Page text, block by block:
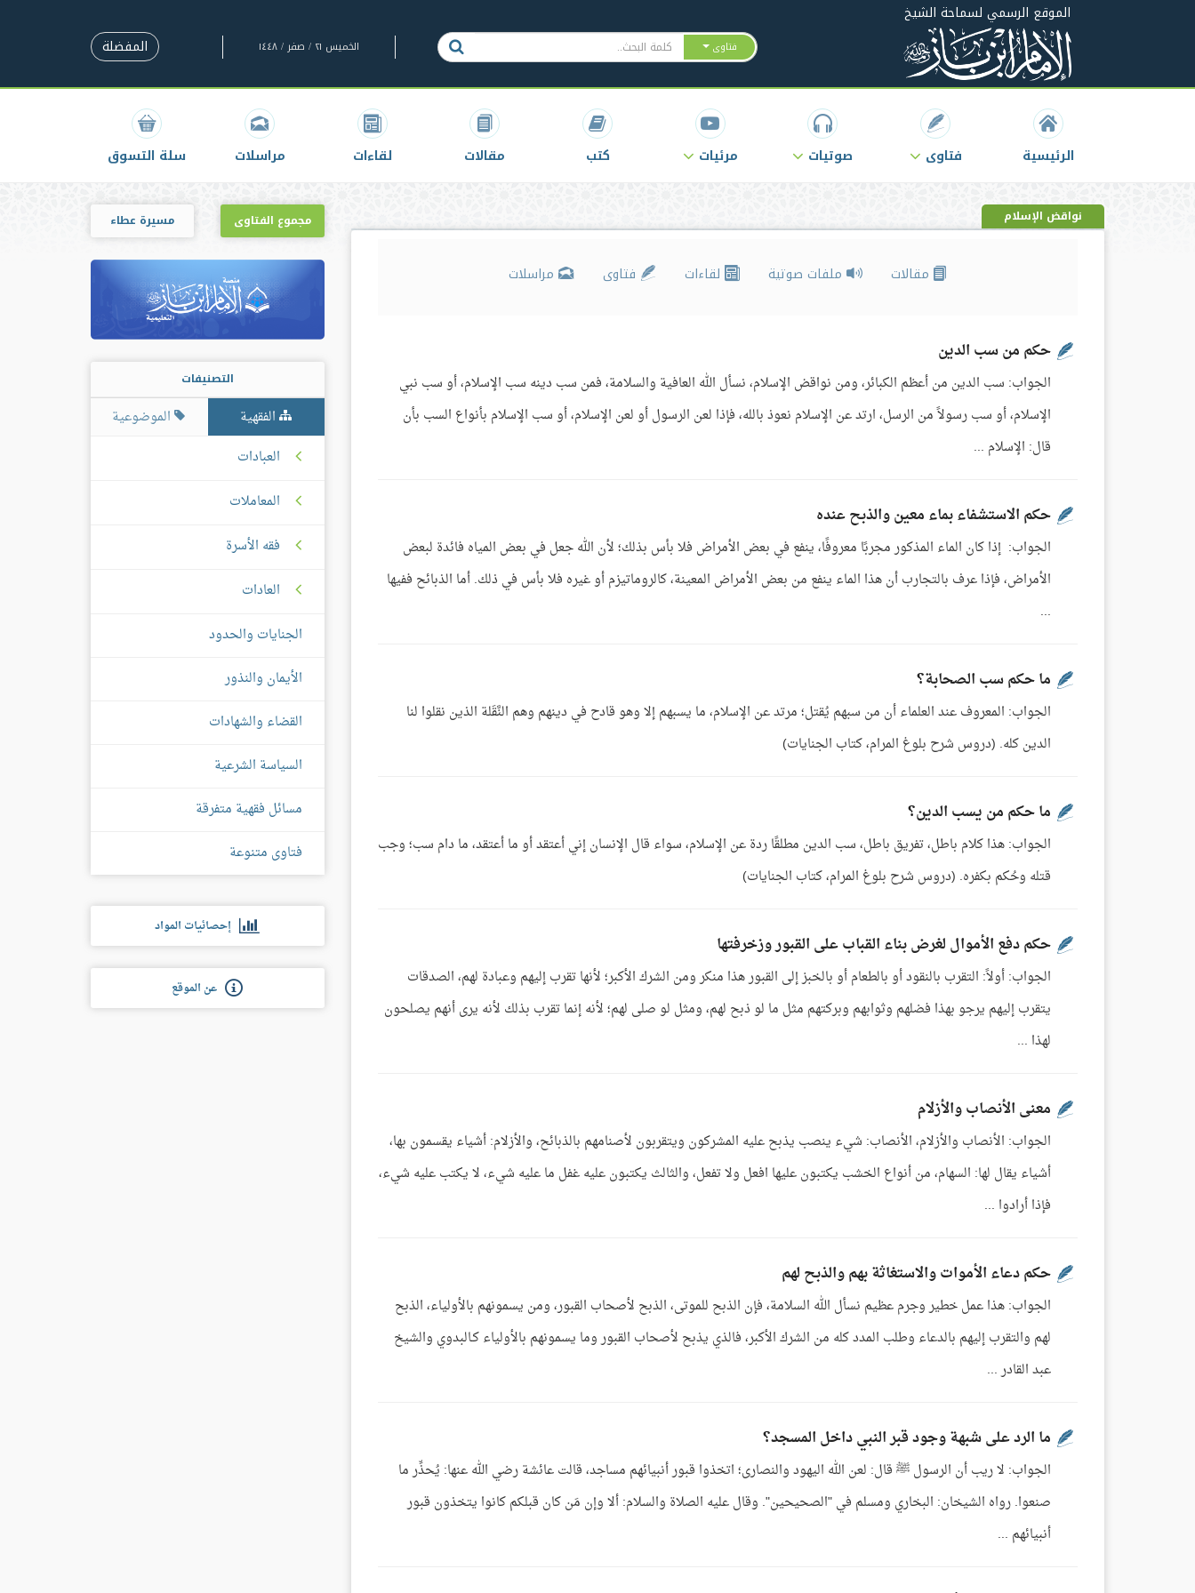
الموقع الرسمي لسماحة الشيخ
فتاوى الخميس ٢١ / صفر / ١٤٤٨ المفضلة
الرئيسية فتاوى صوتيات مرئيات كتب مقالات لقاءات مراسلات سلة التسوق
نواقض الإسلام
مقالات ملفات صوتية لقاءات فتاوى مراسلات
حكم من سب الدين
الجواب: سب الدين من أعظم الكبائر، ومن نواقض الإسلام، نسأل الله العافية والسلامة، فمن سب دينه سب الإسلام، أو سب نبي
الإسلام، أو سب رسولاً من الرسل، ارتد عن الإسلام نعوذ بالله، فإذا لعن الرسول أو لعن الإسلام، أو سب الإسلام بأنواع السب بأن
قال: الإسلام ...
حكم الاستشفاء بماء معين والذبح عنده
الجواب: إذا كان الماء المذكور مجربًا معروفًا، ينفع في بعض الأمراض فلا بأس بذلك؛ لأن الله جعل في بعض المياه فائدة لبعض
الأمراض، فإذا عرف بالتجارب أن هذا الماء ينفع من بعض الأمراض المعينة، كالروماتيزم أو غيره فلا بأس في ذلك. أما الذبائح ففيها
...
ما حكم سب الصحابة؟
الجواب: المعروف عند العلماء أن من سبهم يُقتل؛ مرتد عن الإسلام، ما يسبهم إلا وهو قادح في دينهم وهم النَّقَلة الذين نقلوا لنا
الدين كله. (دروس شرح بلوغ المرام، كتاب الجنايات)
ما حكم من يسب الدين؟
الجواب: هذا كلام باطل، تفريق باطل، سب الدين مطلقًا ردة عن الإسلام، سواء قال الإنسان إني أعتقد أو ما أعتقد، ما دام سب؛ وجب
قتله وحُكم بكفره. (دروس شرح بلوغ المرام، كتاب الجنايات)
حكم دفع الأموال لغرض بناء القباب على القبور وزخرفتها
الجواب: أولاً: التقرب بالنقود أو بالطعام أو بالخبز إلى القبور هذا منكر ومن الشرك الأكبر؛ لأنها تقرب إليهم وعبادة لهم، الصدقات
يتقرب إليهم يرجو بهذا فضلهم وثوابهم وبركتهم مثل ما لو ذبح لهم، ومثل لو صلى لهم؛ لأنه إنما تقرب بذلك لأنه يرى أنهم يصلحون
لهذا ...
معنى الأنصاب والأزلام
الجواب: الأنصاب والأزلام، الأنصاب: شيء ينصب يذبح عليه المشركون ويتقربون لأصنامهم بالذبائح، والأزلام: أشياء يقسمون بها،
أشياء يقال لها: السهام، من أنواع الخشب يكتبون عليها افعل ولا تفعل، والثالث يكتبون عليه غفل ما عليه شيء، لا يكتب عليه شيء،
فإذا أرادوا ...
حكم دعاء الأموات والاستغاثة بهم والذبح لهم
الجواب: هذا عمل خطير وجرم عظيم نسأل الله السلامة، فإن الذبح للموتى، الذبح لأصحاب القبور، ومن يسمونهم بالأولياء، الذبح
لهم والتقرب إليهم بالدعاء وطلب المدد كله من الشرك الأكبر، فالذي يذبح لأصحاب القبور وما يسمونهم بالأولياء كـالبدوي والشيخ
عبد القادر ...
ما الرد على شبهة وجود قبر النبي داخل المسجد؟
الجواب: لا ريب أن الرسول ﷺ قال: لعن الله اليهود والنصارى؛ اتخذوا قبور أنبيائهم مساجد، قالت عائشة رضي الله عنها: يُحذِّر ما
صنعوا. رواه الشيخان: البخاري ومسلم في "الصحيحين". وقال عليه الصلاة والسلام: ألا وإن مَن كان قبلكم كانوا يتخذون قبور
أنبيائهم ...
مجموع الفتاوى مسيرة عطاء
التصنيفات
الفقهية
الموضوعية
العبادات
المعاملات
فقه الأسرة
العادات
الجنايات والحدود
الأيمان والنذور
القضاء والشهادات
السياسة الشرعية
مسائل فقهية متفرقة
فتاوى متنوعة
إحصائيات المواد
عن الموقع